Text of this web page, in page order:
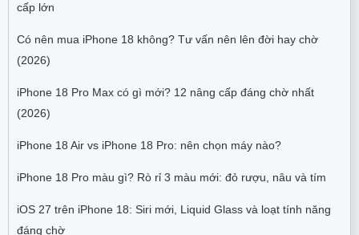
cấp lớn
Có nên mua iPhone 18 không? Tư vấn nên lên đời hay chờ
(2026)
iPhone 18 Pro Max có gì mới? 12 nâng cấp đáng chờ nhất
(2026)
iPhone 18 Air vs iPhone 18 Pro: nên chọn máy nào?
iPhone 18 Pro màu gì? Rò rỉ 3 màu mới: đỏ rượu, nâu và tím
iOS 27 trên iPhone 18: Siri mới, Liquid Glass và loạt tính năng
đáng chờ